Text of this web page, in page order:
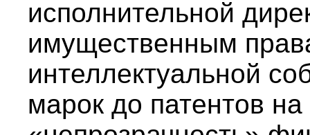
исполнительной
имущественным
интеллектуальной
марок до патентов